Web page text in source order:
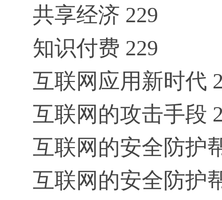
共享经济 229
知识付费 229
互联网应用新时代
互联网的攻击手段
互联网的安全防
互联网的安全防